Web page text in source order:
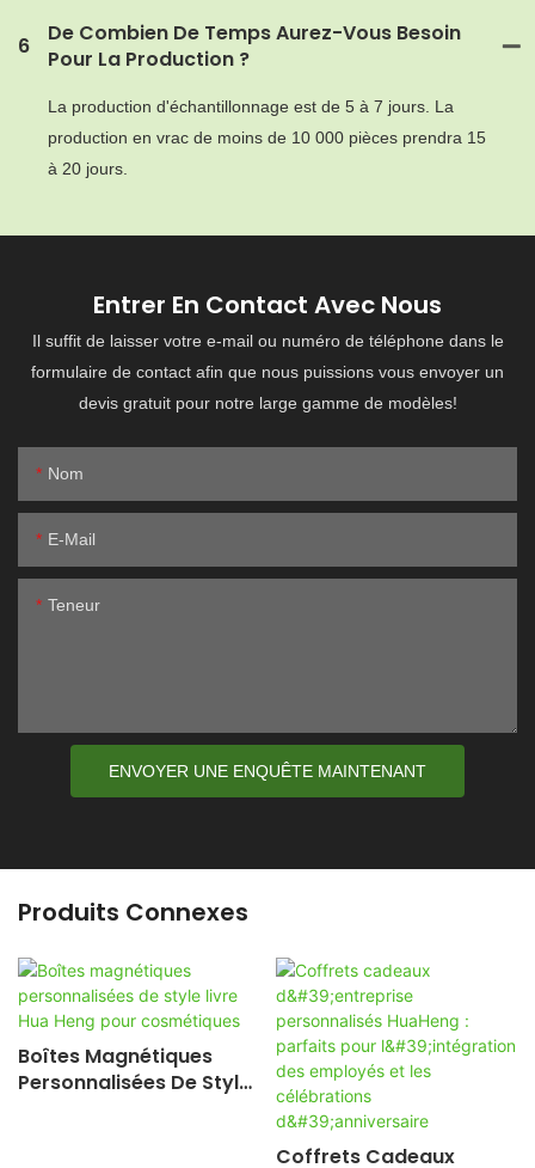
6
De Combien De Temps Aurez-Vous Besoin
Pour La Production ?
La production d'échantillonnage est de 5 à 7 jours. La
production en vrac de moins de 10 000 pièces prendra 15
à 20 jours.
Entrer En Contact Avec Nous
Il suffit de laisser votre e-mail ou numéro de téléphone dans le
formulaire de contact afin que nous puissions vous envoyer un
devis gratuit pour notre large gamme de modèles!
Nom
E-Mail
Teneur
ENVOYER UNE ENQUÊTE MAINTENANT
Produits Connexes
Boîtes Magnétiques
Personnalisées De Style
Coffrets Cadeaux